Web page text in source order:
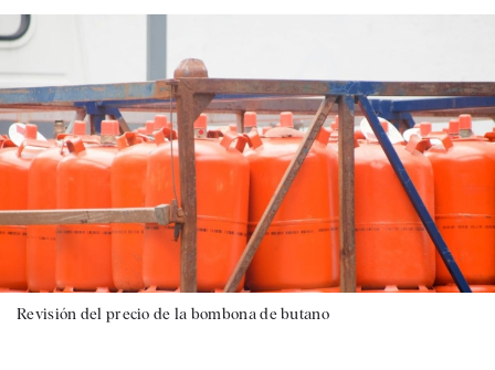
Revisión del precio de la bombona de butano